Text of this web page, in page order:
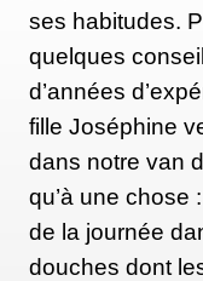
ses habitudes.
quelques
d’années
fille Joséphine
dans notre van
qu’à une chose
de la journée
douches dont